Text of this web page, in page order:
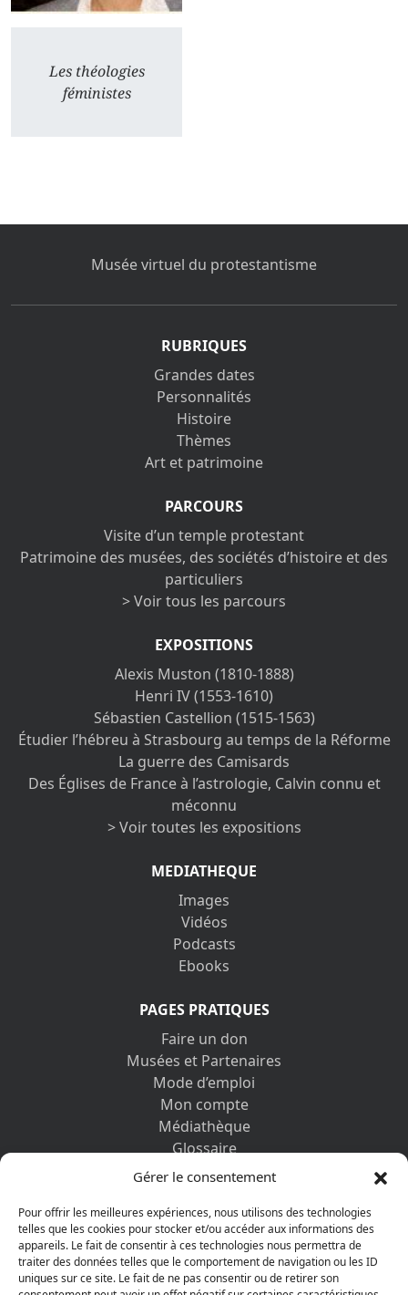
Gérer le consentement
Pour offrir les meilleures expériences, nous utilisons des technologies
telles que les cookies pour stocker et/ou accéder aux informations des
appareils. Le fait de consentir à ces technologies nous permettra de
traiter des données telles que le comportement de navigation ou les ID
uniques sur ce site. Le fait de ne pas consentir ou de retirer son
Les théologies
féministes
Musée virtuel du protestantisme
RUBRIQUES
Grandes dates
Personnalités
Histoire
Thèmes
Art et patrimoine
PARCOURS
Visite d’un temple protestant
Patrimoine des musées, des sociétés d’histoire et des
particuliers
> Voir tous les parcours
EXPOSITIONS
Alexis Muston (1810-1888)
Henri IV (1553-1610)
Sébastien Castellion (1515-1563)
Étudier l’hébreu à Strasbourg au temps de la Réforme
La guerre des Camisards
Des Églises de France à l’astrologie, Calvin connu et
méconnu
> Voir toutes les expositions
MEDIATHEQUE
Images
Vidéos
Podcasts
Ebooks
PAGES PRATIQUES
Faire un don
Musées et Partenaires
Mode d’emploi
Mon compte
Médiathèque
Glossaire
Contactez-nous
Vos informations personnelles et cookies
DÉCOUVRIR AUSSI